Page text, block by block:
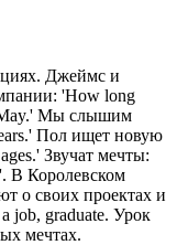
Джеймс и
'How long
May.' Мы слышим
Пол ищет новую
Звучат мечты:
В Королевском
о своих проектах и
job, graduate. Урок
мечтах.